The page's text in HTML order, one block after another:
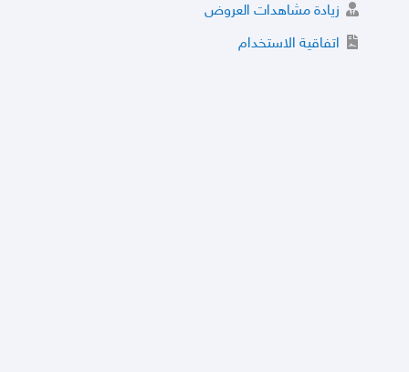
زيادة مشاهدات العروض
اتفاقية الاستخدام